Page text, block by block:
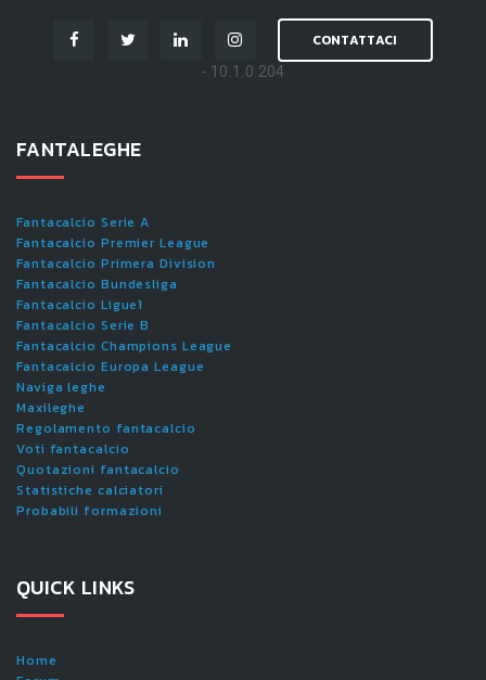
CONTATTACI
- 10.1.0.204
FANTALEGHE
Fantacalcio Serie A
Fantacalcio Premier League
Fantacalcio Primera Division
Fantacalcio Bundesliga
Fantacalcio Ligue1
Fantacalcio Serie B
Fantacalcio Champions League
Fantacalcio Europa League
Naviga leghe
Maxileghe
Regolamento fantacalcio
Voti fantacalcio
Quotazioni fantacalcio
Statistiche calciatori
Probabili formazioni
QUICK LINKS
Home